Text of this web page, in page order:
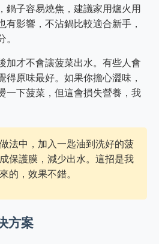
鍋子容易燒焦，建議家用爐火用
有影響，不沾鍋比較適合新手，
加才不會讓菠菜出水。有些人會
得原味最好。如果你擔心澀味，
一下菠菜，但這會損失營養，我
法中，加入一匙油到洗好的菠
保護膜，減少出水。這招是我
的，效果不錯。
方案